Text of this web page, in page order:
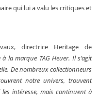
qui lui a valu les critiques et
directrice Heritage de
la marque TAG Heuer. Il s’agit
De nombreux collectionneurs
notre univers, trouvent
intéresse, mais continuent à